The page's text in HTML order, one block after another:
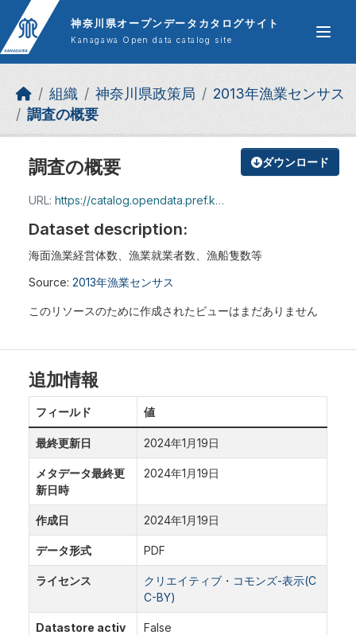
Skip to main content
神奈川県オープンデータカタログサイト
Kanagawa Open data catalog site
組織 神奈川県政策局
2013年漁業センサス
調査の概要
ダウンロード
調査の概要
URL: https://catalog.opendata.pref.kanagawa.jp/dataset/e00d62cb-ea20-462c-afa1-2d7b3ea4c1fc/resource/3ace71ff-13cb-4bf1-909d-9a0fb63687ca/download/01tyousa.pdf
Dataset description:
海面漁業経営体数、漁業就業者数、漁船隻数等
Source: 2013年漁業センサス
このリソースのために作成されたビューはまだありません
追加情報
フィールド 値
最終更新日 2024年1月19日
メタデータ最終更
新日時
2024年1月19日
作成日 2024年1月19日
データ形式 PDF
ライセンス
クリエイティブ・コモンズ-表示(C
C-BY)
Datastore activ
False